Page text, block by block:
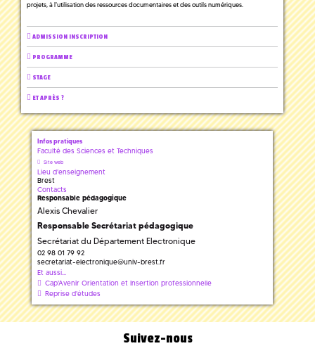
projets, à l'utilisation des ressources documentaires et des outils numériques.
ADMISSION INSCRIPTION
PROGRAMME
STAGE
ET APRÈS ?
Infos pratiques
Faculté des Sciences et Techniques
Site web
Lieu d'enseignement
Brest
Contacts
Responsable pédagogique
Alexis Chevalier
Responsable Secrétariat pédagogique
Secrétariat du Département Electronique
02 98 01 79 92
secretariat-electronique@univ-brest.fr
Et aussi...
Cap'Avenir Orientation et Insertion professionnelle
Reprise d'études
Suivez-nous